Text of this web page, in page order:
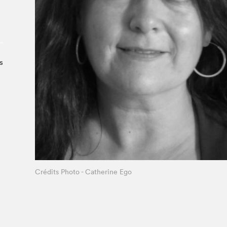
Liste des exposant·e·s
Liste des auteur·rice·s
Crédits Photo - Catherine Ego